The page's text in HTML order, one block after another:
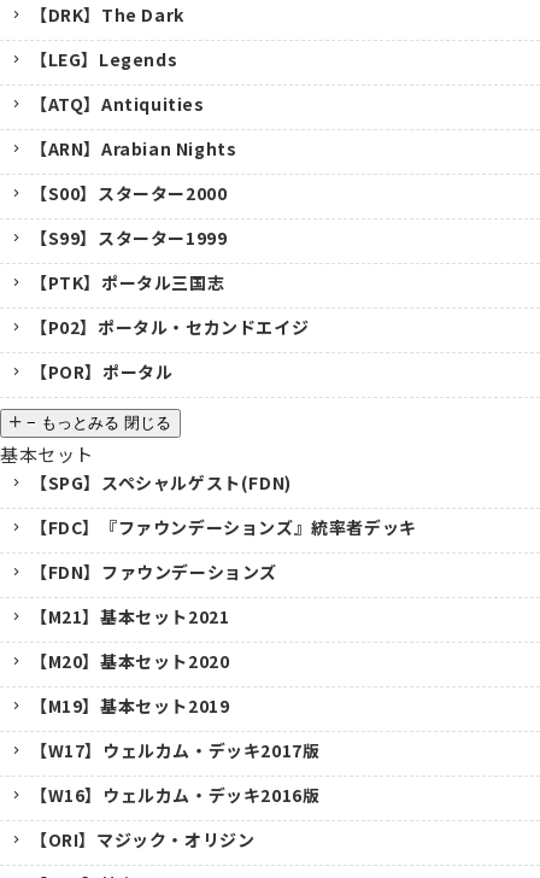
【DRK】The Dark
【LEG】Legends
【ATQ】Antiquities
【ARN】Arabian Nights
【S00】スターター2000
【S99】スターター1999
【PTK】ポータル三国志
【P02】ポータル・セカンドエイジ
【POR】ポータル
− もっとみる 閉じる
基本セット
【SPG】スペシャルゲスト(FDN)
【FDC】『ファウンデーションズ』統率者デッキ
【FDN】ファウンデーションズ
【M21】基本セット2021
【M20】基本セット2020
【M19】基本セット2019
【W17】ウェルカム・デッキ2017版
【W16】ウェルカム・デッキ2016版
【ORI】マジック・オリジン